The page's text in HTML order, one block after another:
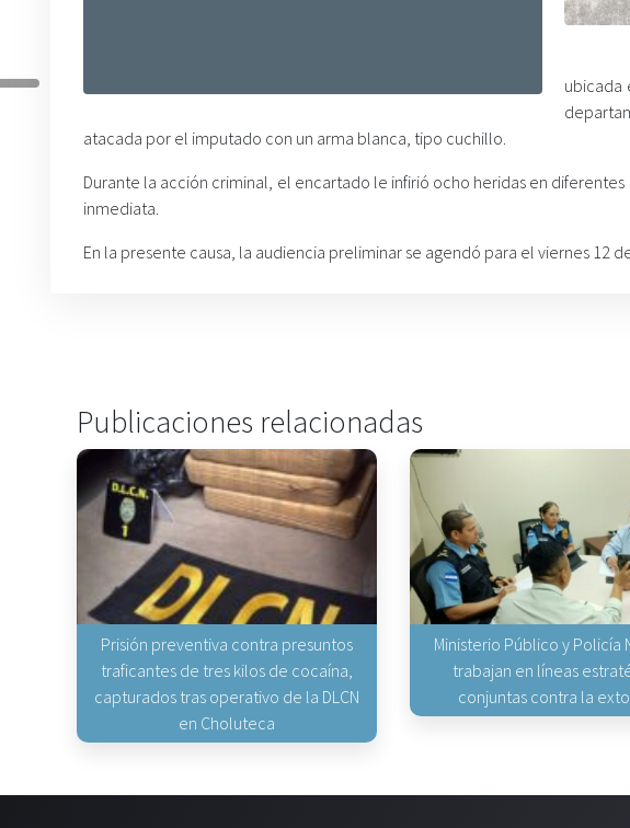
ubicada
atacada por el imputado con un arma blanca, tipo cuchillo.
Durante la acción criminal, el encartado le infirió ocho heridas en
inmediata.
En la presente causa, la audiencia preliminar se agendó para el viernes 12
Publicaciones relacionadas
Prisión preventiva contra presuntos
traficantes de tres kilos de cocaína,
capturados tras operativo de la DLCN
en Choluteca
Ministerio Público y Policía
trabajan en líneas
conjuntas contra la